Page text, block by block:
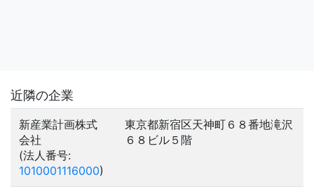
近隣の企業
新産業計画株式
会社
(法人番号:
1010001116000)
東京都新宿区天神町６８番地滝沢
６８ビル５階